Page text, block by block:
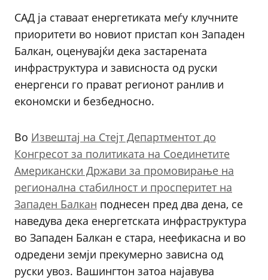
САД ја ставаат енергетиката меѓу клучните
приоритети во новиот пристап кон Западен
Балкан, оценувајќи дека застарената
инфраструктура и зависноста од руски
енергенси го прават регионот ранлив и
економски и безбедносно.
Во Извештај на Стејт Департментот до
Конгресот за политиката на Соединетите
Американски Држави за промовирање на
регионална стабилност и просперитет на
Западен Балкан поднесен пред два дена, се
наведува дека енергетската инфраструктура
во Западен Балкан е стара, неефикасна и во
одредени земји прекумерно зависна од
руски увоз. Вашингтон затоа најавува